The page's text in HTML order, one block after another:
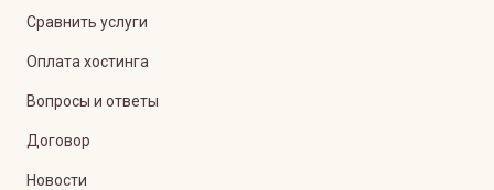
Сравнить услуги
Оплата хостинга
Вопросы и ответы
Договор
Новости